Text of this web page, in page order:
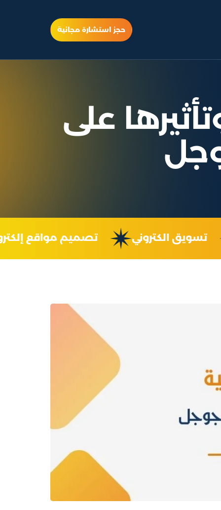
حجز استشارة مجانية
على
تسويق الكتروني تصميم مواقع